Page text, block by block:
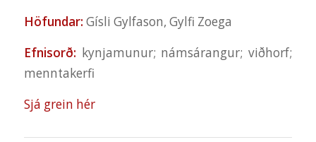
Höfundar: Gísli Gylfason, Gylfi Zoega
Efnisorð: kynjamunur; námsárangur; viðhorf;
menntakerfi
Sjá grein hér